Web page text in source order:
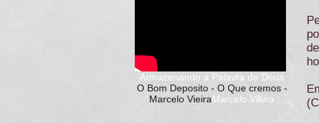
Armazenando a Palavra de Deus
O Bom Deposito - O Que cremos -
Marcelo VieiraMarcelo Vieira